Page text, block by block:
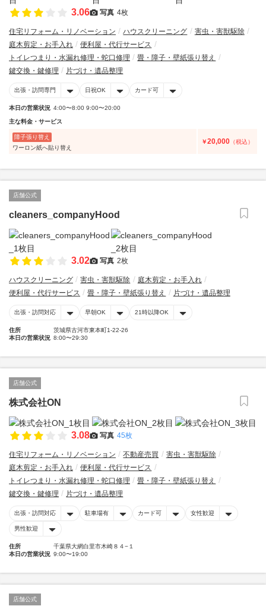
3.06 写真 4枚
住宅リフォーム・リノベーション ハウスクリーニング
害虫・害獣駆除
庭木剪定・お手入れ
便利屋・代行サービス
トイレつまり・水漏れ修理・蛇口修理
畳・障子・壁紙張り替え
鍵交換・鍵修理
片づけ・遺品整理
出張・訪問専門 日祝OK カード可
本日の営業状況 4:00〜8:00 9:00〜20:00
主な料金・サービス
障子張り替え
ワーロン紙へ貼り替え
￥20,000 （税込）
店舗公式
cleaners_companyHood
3.02 写真 2枚
ハウスクリーニング 害虫・害獣駆除
庭木剪定・お手入れ
便利屋・代行サービス
畳・障子・壁紙張り替え 片づけ・遺品整理
出張・訪問対応 早朝OK 21時以降OK
住所
茨城県古河市東本町1-22-26
本日の営業状況 8:00〜29:30
店舗公式
株式会社ON
3.08 写真 45枚
住宅リフォーム・リノベーション 不動産売買
害虫・害獣駆除
庭木剪定・お手入れ
便利屋・代行サービス
トイレつまり・水漏れ修理・蛇口修理
畳・障子・壁紙張り替え
鍵交換・鍵修理
片づけ・遺品整理
出張・訪問対応 駐車場有 カード可 女性歓迎
男性歓迎
住所
千葉県大網白里市木崎８４−１
本日の営業状況 9:00〜19:00
店舗公式